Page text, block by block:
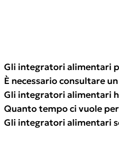
Gli integratori alimentari
È necessario consultare
Gli integratori alimentari
Quanto tempo ci vuole
Gli integratori alimentari